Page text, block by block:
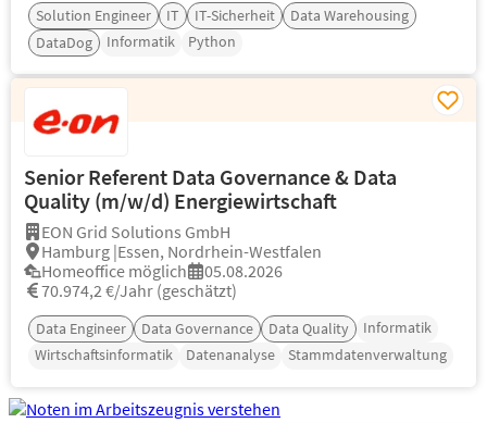
Solution Engineer IT IT-Sicherheit
Data Warehousing
DataDog
Informatik Python
Senior Referent Data Governance & Data
Quality (m/w/d) Energiewirtschaft
EON Grid Solutions GmbH
Hamburg |Essen, Nordrhein-Westfalen
Homeoffice möglich
05.08.2026
70.974,2 €/Jahr (geschätzt)
Data Engineer Data Governance Data Quality
Informatik
Wirtschaftsinformatik
Datenanalyse Stammdatenverwaltung